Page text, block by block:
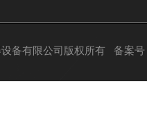
备有限公司版权所有 备案号